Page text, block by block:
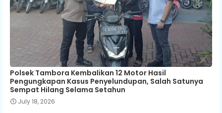
Polsek Tambora Kembalikan 12 Motor Hasil
Pengungkapan Kasus Penyelundupan, Salah Satunya
Sempat Hilang Selama Setahun
July 18, 2026